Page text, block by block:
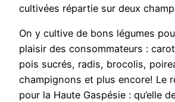
cultivées répartie sur deux
On y cultive de bons légumes
plaisir des consommateurs :
pois sucrés, radis, brocolis,
champignons et plus encore! Le
pour la Haute Gaspésie : qu’elle